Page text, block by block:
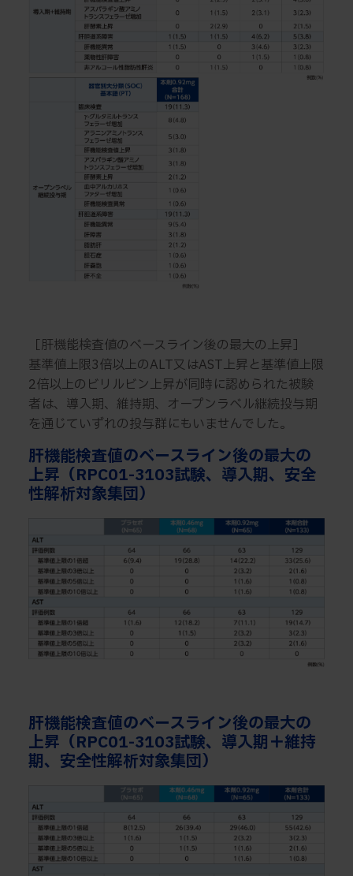
［肝機能検査値のベースライン後の最大の上昇］
基準値上限3倍以上のALT又はAST上昇と基準値上限
2倍以上のビリルビン上昇が同時に認められた被験
者は、導入期、維持期、オープンラベル継続投与期
を通じていずれの投与群にもいませんでした。
肝機能検査値のベースライン後の最大の
上昇（RPC01-3103試験、導入期、安全
性解析対象集団）
肝機能検査値のベースライン後の最大の
上昇（RPC01-3103試験、導入期＋維持
期、安全性解析対象集団）